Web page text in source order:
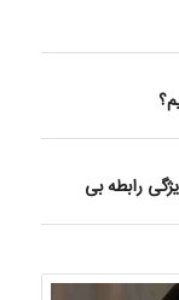
های رابطه بی سرانجام | 11 ویژگی رابطه بی